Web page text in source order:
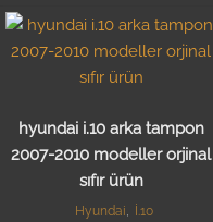
hyundai i.10 arka tampon
2007-2010 modeller orjinal
sıfır ürün
Hyundai, İ.10